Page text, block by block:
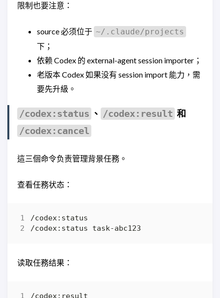
限制也要注意：
source 必须位于 ~/.claude/projects
下；
依赖 Codex 的 external-agent session importer；
老版本 Codex 如果没有 session import 能力，需
要先升級。
/codex:status 、 /codex:result 和
/codex:cancel
這三個命令负责管理背景任務。
查看任務状态：
读取任務结果：